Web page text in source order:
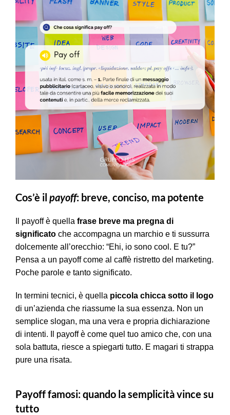
Cos’è il payoff: breve, conciso, ma potente
Il payoff è quella frase breve ma pregna di
significato che accompagna un marchio e ti sussurra
dolcemente all’orecchio: “Ehi, io sono cool. E tu?”
Pensa a un payoff come al caffè ristretto del marketing.
Poche parole e tanto significato.
In termini tecnici, è quella piccola chicca sotto il logo
di un’azienda che riassume la sua essenza. Non un
semplice slogan, ma una vera e propria dichiarazione
di intenti. Il payoff è come quel tuo amico che, con una
sola battuta, riesce a spiegarti tutto. E magari ti strappa
pure una risata.
Payoff famosi: quando la semplicità vince su
tutto